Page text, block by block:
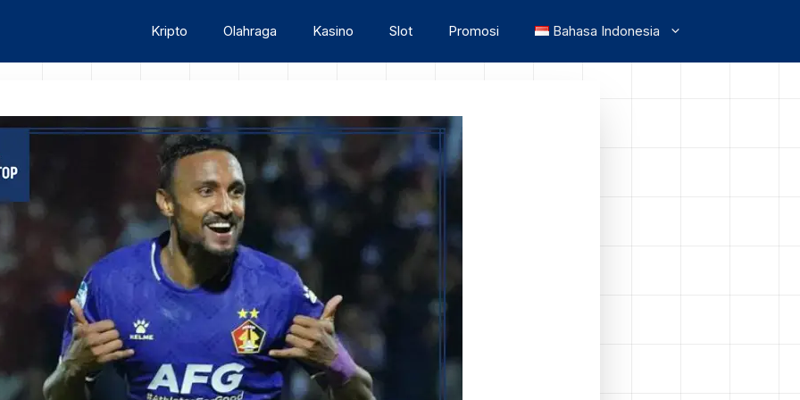
Kripto Olahraga Kasino Slot Promosi Bahasa Indonesia